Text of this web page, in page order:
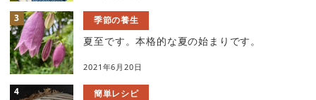
季節の養生
夏至です。本格的な夏の始まりです。
2021年6月20日
簡単レシピ